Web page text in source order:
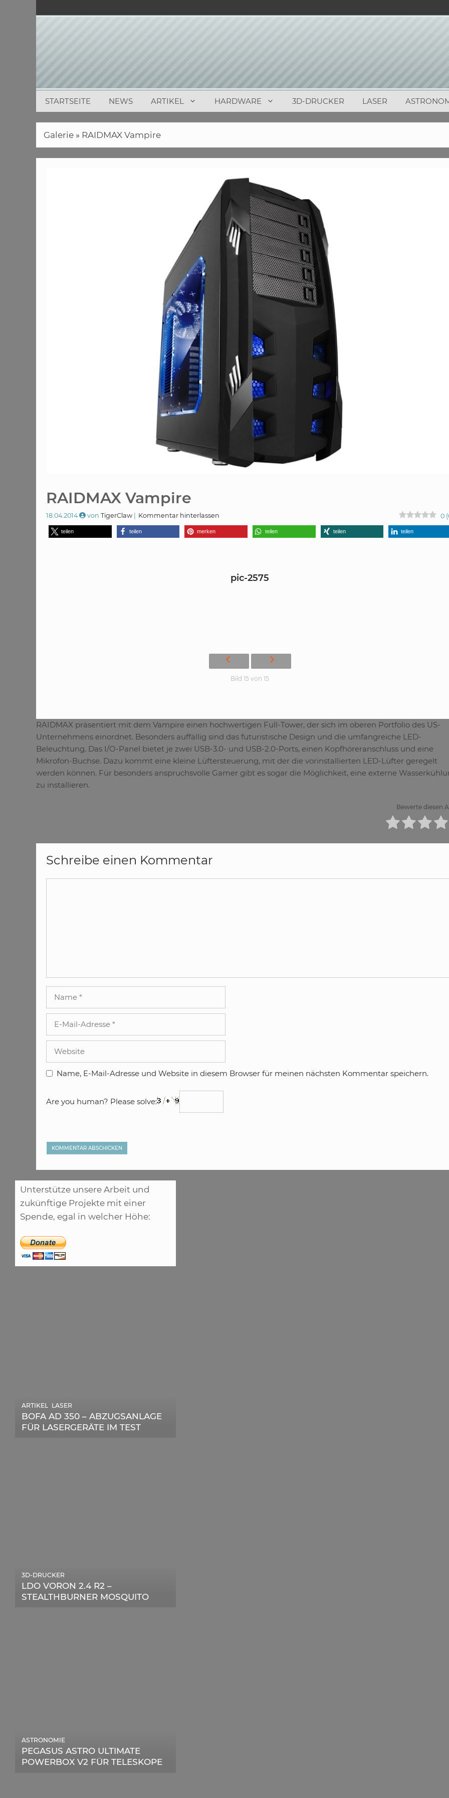
Inhalt
STARTSEITE NEWS ARTIKEL HARDWARE 3D-DRUCKER LASER
Galerie » RAIDMAX Vampire
RAIDMAX Vampire
18.04.2014 von TigerClaw 0 (
Kommentar hinterlassen
teilen teilen merken teilen teilen teilen
pic-2575
Bild 15 von 15
RAIDMAX präsentiert mit dem Vampire einen hochwertigen Full-Tower, der sich im oberen Portfolio des US-
Unternehmens einordnet. Besonders auffällig sind das futuristische Design und die umfangreiche LED-
Beleuchtung. Das I/O-Panel bietet je zwei USB-3.0- und USB-2.0-Ports, einen Kopfhöreranschluss und eine
Mikrofon-Buchse. Dazu kommt eine kleine Lüftersteuerung, mit der die vorinstallierten LED-Lüfter geregelt
werden können. Für besonders anspruchsvolle Gamer gibt es sogar die Möglichkeit, eine externe
zu installieren.
Bewerte diesen
Schreibe einen Kommentar
Adresse
Name, E-Mail-Adresse und Website in diesem Browser für meinen nächsten Kommentar speichern.
Are you human? Please solve:
Unterstütze unsere Arbeit und
zukünftige Projekte mit einer
Spende, egal in welcher Höhe:
BOFA AD 350 – ABZUGSANLAGE
FÜR LASERGERÄTE IM TEST
ARTIKEL , LASER
DIE BEDEUTENDSTEN SCHRITTE
ZUR ERFOLGREICHEN
ARTIKEL, SONSTIGE
LDO VORON 2.4 R2 –
STEALTHBURNER MOSQUITO
3D-DRUCKER
PEGASUS ASTRO ULTIMATE
POWERBOX V2 FÜR TELESKOPE
ASTRONOMIE